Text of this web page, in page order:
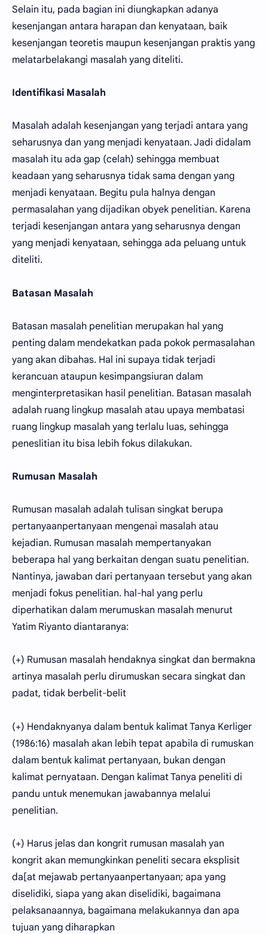
Selain itu, pada bagian ini diungkapkan adanya
kesenjangan antara harapan dan kenyataan, baik
kesenjangan teoretis maupun kesenjangan praktis yang
melatarbelakangi masalah yang diteliti.
Identifikasi Masalah
Masalah adalah kesenjangan yang terjadi antara yang
seharusnya dan yang menjadi kenyataan. Jadi didalam
masalah itu ada gap (celah) sehingga membuat
keadaan yang seharusnya tidak sama dengan yang
menjadi kenyataan. Begitu pula halnya dengan
permasalahan yang dijadikan obyek penelitian. Karena
terjadi kesenjangan antara yang seharusnya dengan
yang menjadi kenyataan, sehingga ada peluang untuk
diteliti.
Batasan Masalah
Batasan masalah penelitian merupakan hal yang
penting dalam mendekatkan pada pokok permasalahan
yang akan dibahas. Hal ini supaya tidak terjadi
kerancuan ataupun kesimpangsiuran dalam
menginterpretasikan hasil penelitian. Batasan masalah
adalah ruang lingkup masalah atau upaya membatasi
ruang lingkup masalah yang terlalu luas, sehingga
peneslitian itu bisa lebih fokus dilakukan.
Rumusan Masalah
Rumusan masalah adalah tulisan singkat berupa
pertanyaanpertanyaan mengenai masalah atau
kejadian. Rumusan masalah mempertanyakan
beberapa hal yang berkaitan dengan suatu penelitian.
Nantinya, jawaban dari pertanyaan tersebut yang akan
menjadi fokus penelitian. hal-hal yang perlu
diperhatikan dalam merumuskan masalah menurut
Yatim Riyanto diantaranya:
(+) Rumusan masalah hendaknya singkat dan bermakna
artinya masalah perlu dirumuskan secara singkat dan
padat, tidak berbelit-belit
(+) Hendaknyanya dalam bentuk kalimat Tanya Kerliger
(1986:16) masalah akan lebih tepat apabila di rumuskan
dalam bentuk kalimat pertanyaan, bukan dengan
kalimat pernyataan. Dengan kalimat Tanya peneliti di
pandu untuk menemukan jawabannya melalui
penelitian.
(+) Harus jelas dan kongrit rumusan masalah yan
kongrit akan memungkinkan peneliti secara eksplisit
da[at mejawab pertanyaanpertanyaan; apa yang
diselidiki, siapa yang akan diselidiki, bagaimana
pelaksanaannya, bagaimana melakukannya dan apa
tujuan yang diharapkan